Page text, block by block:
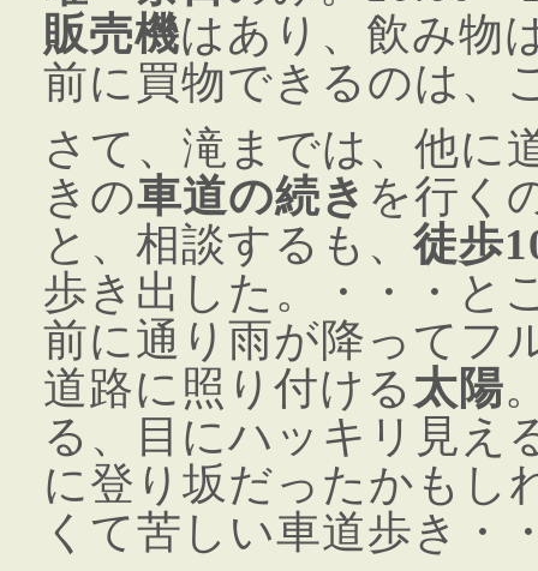
販売機はあり、飲み物
前に買物できるのは、
さて、滝までは、他に
きの車道の続き を行く
と、相談するも、徒歩
歩き出した。・・・と
前に通り雨が降ってフ
道路に照り付ける 太陽
る、目にハッキリ見え
に登り坂だったかもし
くて苦しい車道歩き・